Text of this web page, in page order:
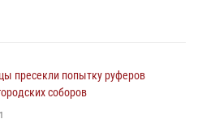
пресекли попытку руферов
соборов
1